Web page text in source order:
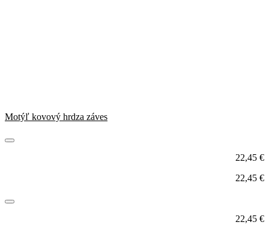
Motýľ kovový hrdza záves
22,45 €
22,45 €
22,45 €